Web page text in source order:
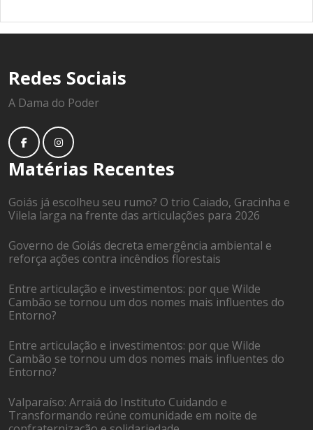
Redes Sociais
A Dama do Poder
Matérias Recentes
Goiás já escolheu seu rumo? O trio Caiado, Gracinha e
Vilela larga na frente das articulações para 2026
Governo de Goiás decreta emergência ambiental e
reforça ações contra incêndios florestais
Entre articulação e investimentos: por que Wilde
Cambão se tornou um dos nomes mais influentes do
Entorno?
Entre articulação e investimentos: por que Wilde
Cambão se tornou um dos nomes mais influentes do
Entorno?
Valparaíso: Arraiá do Instituto Cuidando e
Transformando reúne comunidade em noite de